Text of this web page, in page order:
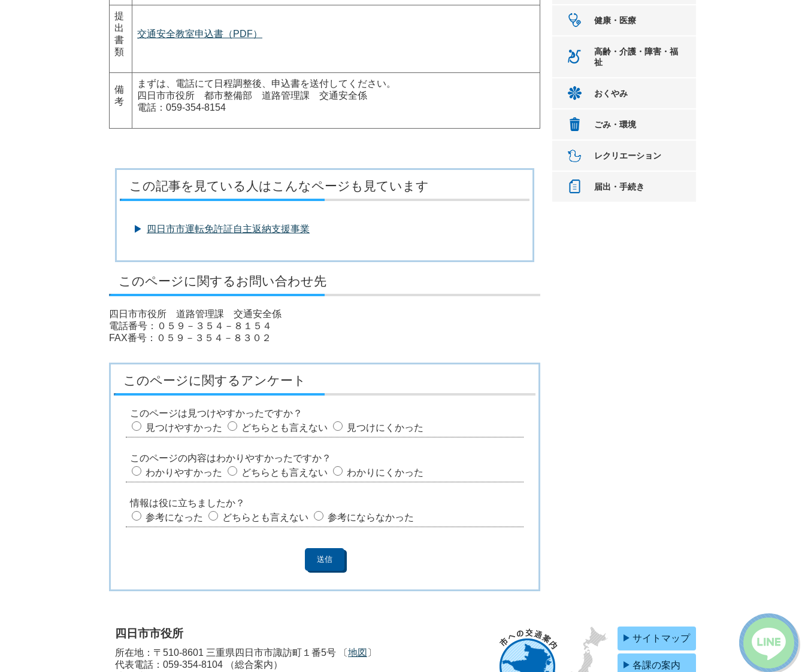
提
出
書
類
交通安全教室申込書（PDF）
備
考
まずは、電話にて日程調整後、申込書を送付してください。
四日市市役所 都市整備部 道路管理課 交通安全係
電話：059-354-8154
この記事を見ている人はこんなページも見ています
四日市市運転免許証自主返納支援事業
このページに関するお問い合わせ先
四日市市役所 道路管理課 交通安全係
電話番号：０５９－３５４－８１５４
FAX番号：０５９－３５４－８３０２
このページに関するアンケート
このページは見つけやすかったですか？
見つけやすかった
どちらとも言えない 見つけにくかった
このページの内容はわかりやすかったですか？
わかりやすかった
どちらとも言えない わかりにくかった
情報は役に立ちましたか？
参考になった
どちらとも言えない 参考にならなかった
健康・医療
高齢・介護・障害・福
祉
おくやみ
ごみ・環境
レクリエーション
届出・手続き
四日市市役所
所在地：〒510-8601 三重県四日市市諏訪町１番5号 〔地図 〕
代表電話： 059-354-8104
（総合案内）
サイトマップ
各課の案内